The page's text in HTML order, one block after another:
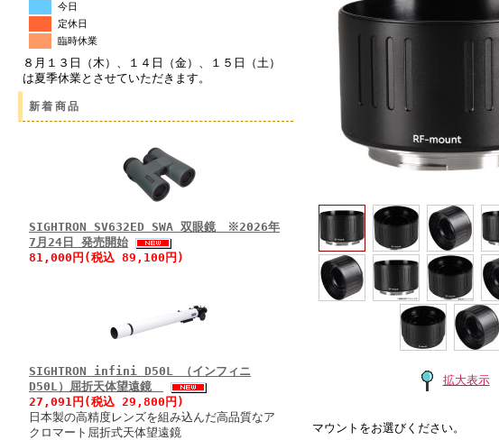
今日
定休日
臨時休業
８月１３日（木）、１４日（金）、１５日（土）
は夏季休業とさせていただきます。
新着商品
SIGHTRON SV632ED SWA 双眼鏡 ※2026年
7月24日 発売開始
81,000円(税込 89,100円)
SIGHTRON infini D50L （インフィニ
D50L）屈折天体望遠鏡
27,091円(税込 29,800円)
日本製の高精度レンズを組み込んだ高品質なア
クロマート屈折式天体望遠鏡
拡大表示
マウントをお選びください。